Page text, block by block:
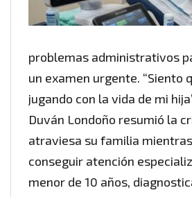
problemas administrativos
un examen urgente. “Siento
jugando con la vida de mi
Duván Londoño resumió la
atraviesa su familia
conseguir atención
menor de 10 años,